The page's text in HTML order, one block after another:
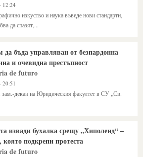
12:24
изкуство и наука въведе нови стандарти,
да спазят,...
да бъда управляван от безпардонна
и очевидна престъпност
de futuro
20:51
декан на Юридическия факултет в СУ „Св.
извади бухалка срещу „Хиполенд“ –
която подкрепи протеста
de futuro